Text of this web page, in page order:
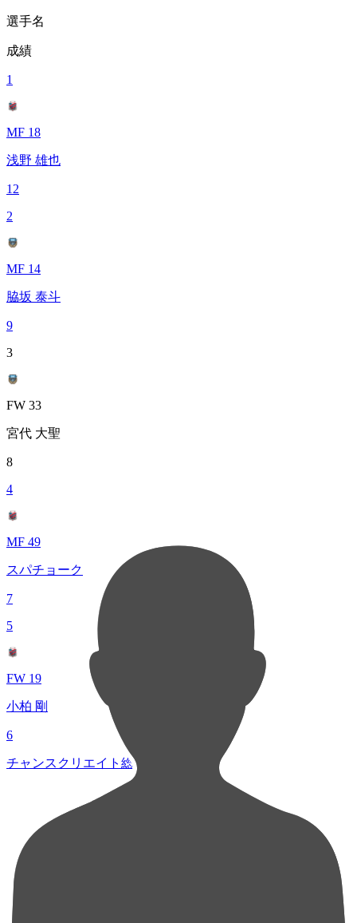
選手名
成績
1
MF 18
浅野 雄也
12
2
MF 14
脇坂 泰斗
9
3
FW 33
宮代 大聖
8
4
MF 49
スパチョーク
7
5
FW 19
小柏 剛
6
チャンスクリエイト総数